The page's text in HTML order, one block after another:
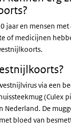
jaar en mensen met
of medicijnen
via een
(Culex
Nederland. De
bloed van